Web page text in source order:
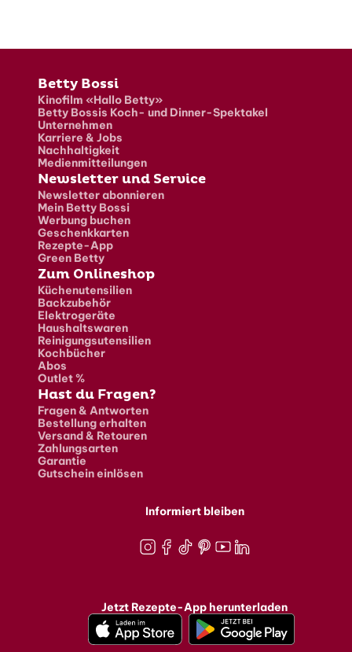
Fusszeile
Betty Bossi
Kinofilm «Hallo Betty»
Betty Bossis Koch- und Dinner-Spektakel
Unternehmen
Karriere & Jobs
Nachhaltigkeit
Medienmitteilungen
Newsletter und Service
Newsletter abonnieren
Mein Betty Bossi
Werbung buchen
Geschenkkarten
Rezepte-App
Green Betty
Zum Onlineshop
Küchenutensilien
Backzubehör
Elektrogeräte
Haushaltswaren
Reinigungsutensilien
Kochbücher
Abos
Outlet %
Hast du Fragen?
Fragen & Antworten
Bestellung erhalten
Versand & Retouren
Zahlungsarten
Garantie
Gutschein einlösen
Informiert bleiben
Jetzt Rezepte-App herunterladen